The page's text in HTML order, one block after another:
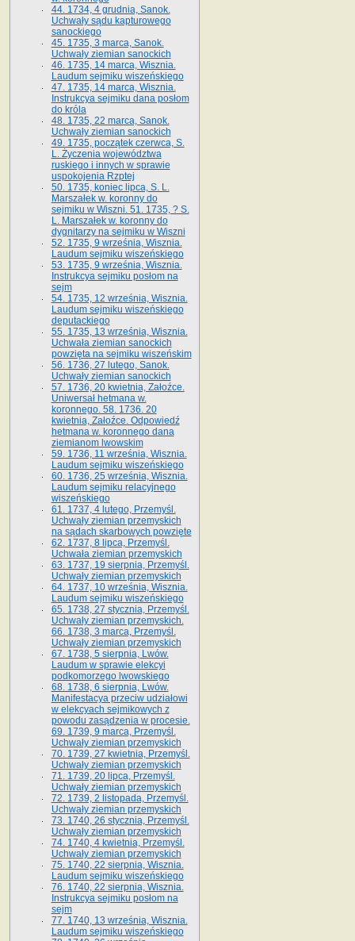
44. 1734, 4 grudnia, Sanok.
Uchwały sądu kapturowego
sanockiego
45. 1735, 3 marca, Sanok.
Uchwały ziemian sanockich
46. 1735, 14 marca, Wisznia.
Laudum sejmiku wiszeńskiego
47. 1735, 14 marca, Wisznia.
Instrukcya sejmiku dana posłom
do króla
48. 1735, 22 marca, Sanok.
Uchwały ziemian sanockich
49. 1735, początek czerwca, S.
L. Życzenia województwa
ruskiego i innych w sprawie
uspokojenia Rzptej
50. 1735, koniec lipca, S. L.
Marszałek w. koronny do
sejmiku w Wiszni. 51. 1735, ? S.
L. Marszałek w. koronny do
dygnitarzy na sejmiku w Wiszni
52. 1735, 9 września, Wisznia.
Laudum sejmiku wiszeńskiego
53. 1735, 9 września, Wisznia.
Instrukcya sejmiku posłom na
sejm
54. 1735, 12 września, Wisznia.
Laudum sejmiku wiszeńskiego
deputackiego
55. 1735, 13 września, Wisznia.
Uchwała ziemian sanockich
powzięta na sejmiku wiszeńskim
56. 1736, 27 lutego, Sanok.
Uchwały ziemian sanockich
57. 1736, 20 kwietnia, Załoźce.
Uniwersał hetmana w.
koronnego. 58. 1736. 20
kwietnia, Załoźce. Odpowiedź
hetmana w. koronnego dana
ziemianom lwowskim
59. 1736, 11 września, Wisznia.
Laudum sejmiku wiszeńskiego
60. 1736, 25 września, Wisznia.
Laudum sejmiku relacyjnego
wiszeńskiego
61. 1737, 4 lutego, Przemyśl.
Uchwały ziemian przemyskich
na sądach skarbowych powzięte
62. 1737, 8 lipca, Przemyśl.
Uchwała ziemian przemyskich
63. 1737, 19 sierpnia, Przemyśl.
Uchwały ziemian przemyskich
64. 1737, 10 września, Wisznia.
Laudum sejmiku wiszeńskiego
65. 1738, 27 stycznia, Przemyśl.
Uchwały ziemian przemyskich­­.
66. 1738, 3 marca, Przemyśl.
Uchwały ziemian przemyskich­
67. 1738, 5 sierpnia, Lwów.
Laudum w sprawie elekcyi
podkomorzego lwowskiego
68. 1738, 6 sierpnia, Lwów.
Manifestacya przeciw udziałowi
w elekcyach sejmikowych z
powodu zasądzenia w procesie.
69. 1739, 9 marca, Przemyśl.
Uchwały ziemian przemyskich
70. 1739, 27 kwietnia, Przemyśl.
Uchwały ziemian przemyskich
71. 1739, 20 lipca, Przemyśl.
Uchwały ziemian przemyskich
72. 1739, 2 listopada, Przemyśl.
Uchwały ziemian przemyskich
73. 1740, 26 stycznia, Przemyśl.
Uchwały ziemian przemyskich
74. 1740, 4 kwietnia, Przemyśl.
Uchwały ziemian przemyskich
75. 1740, 22 sierpnia, Wisznia.
Laudum sejmiku wiszeńskiego
76. 1740, 22 sierpnia, Wisznia.
Instrukcya sejmiku posłom na
sejm
77. 1740, 13 września, Wisznia.
Laudum sejmiku wiszeńskiego